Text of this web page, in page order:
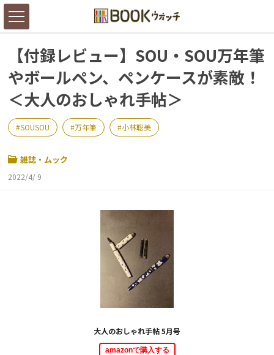
【付録レビュー】SOU・SOU万年筆
やボールペン、ペンケースが素敵！
＜大人のおしゃれ手帖＞
SOUSOU 万年筆 小林聡美
雑誌・ムック
2022/4/ 9
大人のおしゃれ手帖 5月号
amazonで購入する